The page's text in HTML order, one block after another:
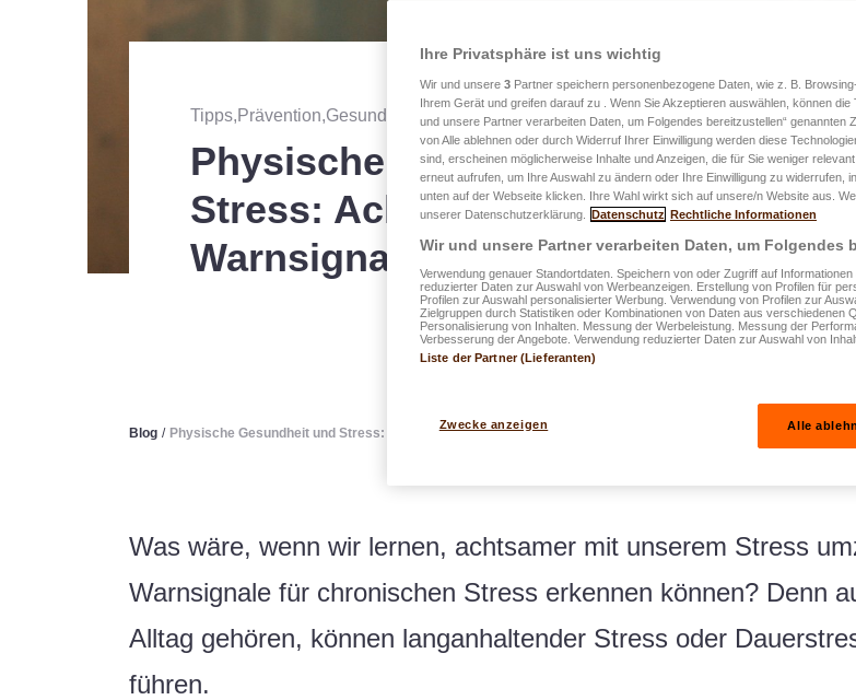
Tipps,Prävention,Gesundheit ・veröffentlicht am 30.06.2026
Physische Gesundheit und
Stress: Achten Sie auf erste
Warnsignale
Blog / Physische Gesundheit und Stress: Achten Sie auf erste Warnsignale
Was wäre, wenn wir lernen, achtsamer mit unserem Stress
Warnsignale für chronischen Stress erkennen können? Denn
Alltag gehören, können langanhaltender Stress oder
führen.
Ihre Privatsphäre ist uns wichtig
Wir und unsere 3 Partner speichern personenbezogene Daten, wie z. B.
Ihrem Gerät und greifen darauf zu . Wenn Sie Akzeptieren auswählen, können die
und unsere Partner verarbeiten Daten, um Folgendes bereitzustellen“ genannten
von Alle ablehnen oder durch Widerruf Ihrer Einwilligung werden diese
sind, erscheinen möglicherweise Inhalte und Anzeigen, die für Sie weniger
erneut aufrufen, um Ihre Auswahl zu ändern oder Ihre Einwilligung zu widerrufen,
unten auf der Webseite klicken. Ihre Wahl wirkt sich auf unsere/n Website aus.
unserer Datenschutzerklärung.
Datenschutz Rechtliche Informationen
Wir und unsere Partner verarbeiten Daten, um Folgendes
Verwendung genauer Standortdaten. Speichern von oder Zugriff auf
reduzierter Daten zur Auswahl von Werbeanzeigen. Erstellung von Profilen für
Profilen zur Auswahl personalisierter Werbung. Verwendung von Profilen zur
Zielgruppen durch Statistiken oder Kombinationen von Daten aus verschiedenen
Personalisierung von Inhalten. Messung der Werbeleistung. Messung der
Verbesserung der Angebote. Verwendung reduzierter Daten zur Auswahl von
Liste der Partner (Lieferanten)
Zwecke anzeigen Alle